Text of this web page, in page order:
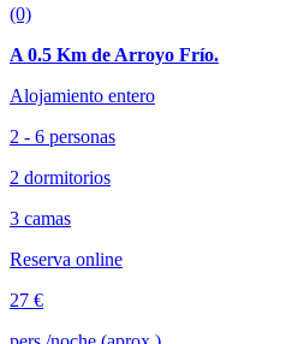
(0)
A 0.5 Km de Arroyo Frío.
Alojamiento entero
2 - 6 personas
2 dormitorios
3 camas
Reserva online
27 €